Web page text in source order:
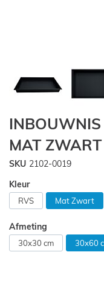
Ga
naar
het
begin
van
afbeeldingen-
gallerij
MAT ZWART
SKU 2102-0019
Kleur
RVS Mat Zwart
Afmeting
30x30 cm 30x60